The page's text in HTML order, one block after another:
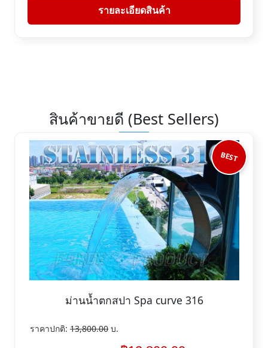
รายละเอียดสินค้า
สินค้าขายดี (Best Sellers)
BEST
ม่านน้ำตกสปา Spa curve 316
ราคาปกติ: 13,800.00 บ.